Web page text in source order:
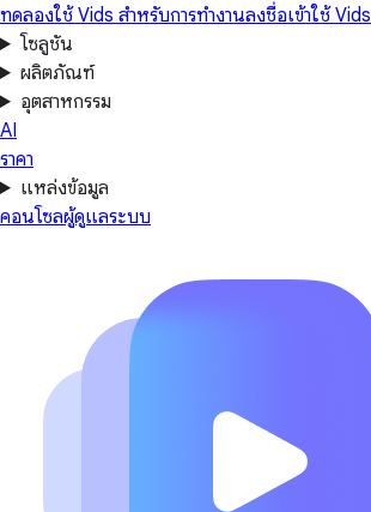
ทดลองใช้ Vids สำหรับการทำงานลงชื่อเข้าใช้ Vids
โซลูชัน
ผลิตภัณฑ์
อุตสาหกรรม
AI
ราคา
แหล่งข้อมูล
คอนโซลผู้ดูแลระบบ